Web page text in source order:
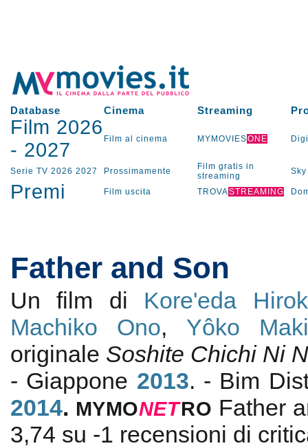
Database Cinema Streaming
Film 2026
- 2027 Film al cinema MYMOVIESONE
Serie TV 2026 2027 Prossimamente
Film gratis in
streaming
Sky
Premi Film uscita TROVASTREAMING
Father and Son
Un film di Kore'eda
Machiko Ono, Yôko
originale Soshite Chichi Ni
- Giappone 2013. - Bim
2014. MYMONETRO Father
3,74 su -1 recensioni di